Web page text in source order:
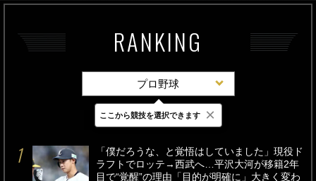
RANKING
プロ野球
最新 24時間 週間
「僕だろうな、と覚悟はしていました」現役ド
ラフトでロッテ→西武へ…平沢大河が移籍2年
目で“覚醒”の理由「目的が明確に」大きく変わ
ここから競技を選択できます ×